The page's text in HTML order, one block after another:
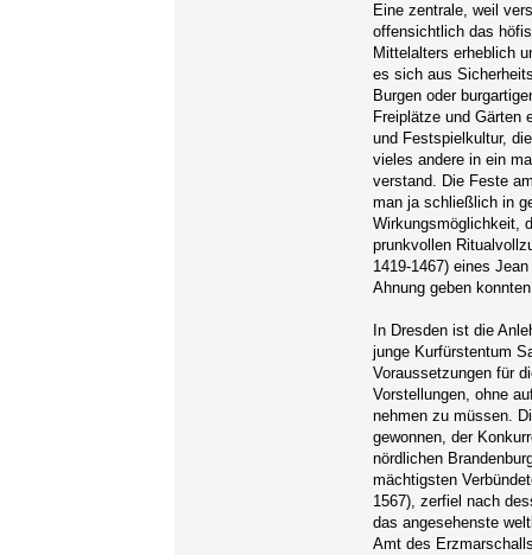
Eine zentrale, weil
offensichtlich das
Mittelalters erheblich
es sich aus
Burgen oder
Freiplätze und Gärten
und Festspielkultur,
vieles andere in ein
verstand. Die Feste
man ja schließlich in
Wirkungsmöglichkeit,
prunkvollen
1419-1467) eines
Ahnung geben
In Dresden ist die
junge Kurfürstentum
Voraussetzungen für
Vorstellungen, ohne
nehmen zu müssen.
gewonnen, der
nördlichen
mächtigsten
1567), zerfiel nach
das angesehenste
Amt des